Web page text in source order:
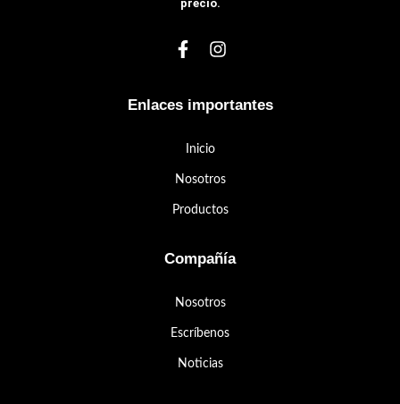
precio.
Enlaces importantes
Inicio
Nosotros
Productos
Compañía
Nosotros
Escríbenos
Noticias